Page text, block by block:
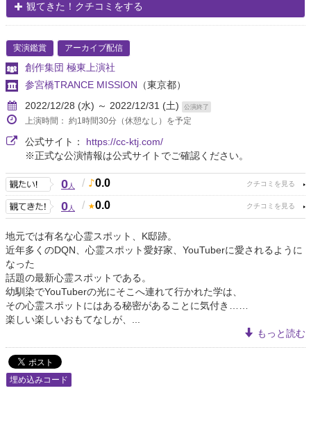
観てきた！クチコミをする
実演鑑賞 アーカイブ配信
創作集団 極東上演社
参宮橋TRANCE MISSION （東京都）
2022/12/28 (水) ～ 2022/12/31 (土)
公演終了
上演時間： 約1時間30分（休憩なし）を予定
公式サイト： https://cc-ktj.com/
※正式な公演情報は公式サイトでご確認ください。
0人 / 0.0
0人 / 0.0
地元では有名な心霊スポット、K邸跡。
近年多くのDQN、心霊スポット愛好家、YouTuberに愛されるように
なった
話題の最新心霊スポットである。
幼馴染でYouTuberの光にそこへ連れて行かれた学は、
その心霊スポットにはある秘密があることに気付き……
楽しい楽しいおもてなしが、...
もっと読む
埋め込みコード